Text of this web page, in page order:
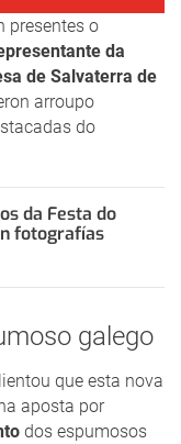
presentes o
da
de Salvaterra de
arroupo
do
da Festa do
fotografías
galego
que esta nova
aposta por
dos espumosos